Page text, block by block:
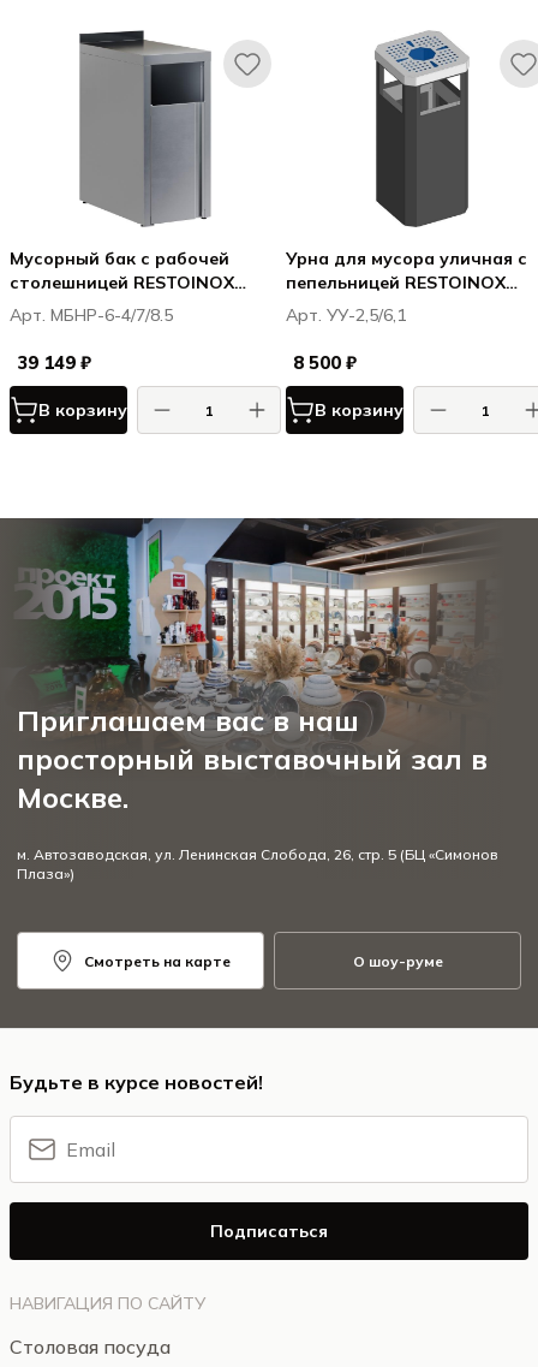
Мусорный бак с рабочей
столешницей RESTOINOX
МБНР-6-4/7/8.5
Арт. МБНР-6-4/7/8.5
39 149 ₽
В корзину
Урна для мусора уличная с
пепельницей RESTOINOX
УУ-2,5/6,1
Арт. УУ-2,5/6,1
8 500 ₽
В корзину
Приглашаем вас в наш
просторный выставочный зал в
Москве.
м. Автозаводская, ул. Ленинская Слобода, 26, стр. 5 (БЦ «Симонов
Плаза»)
Смотреть на карте О шоу-руме
НАВИГАЦИЯ ПО САЙТУ
Столовая посуда
Будьте в курсе новостей!
Подписаться